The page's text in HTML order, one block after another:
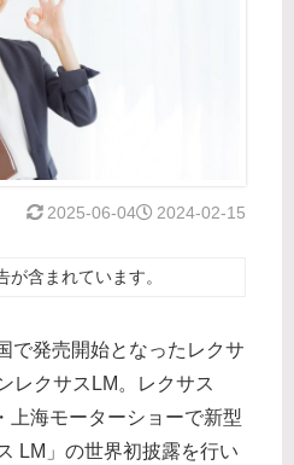
2024-02-15
2025-06-04
が含まれています。
で発売開始となったレクサ
レクサスLM。レクサス
上海モーターショーで新型
LM」の世界初披露を行い